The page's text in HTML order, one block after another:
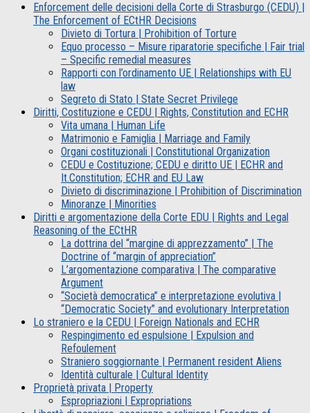
Enforcement delle decisioni della Corte di Strasburgo (CEDU) |
The Enforcement of ECtHR Decisions
Divieto di Tortura | Prohibition of Torture
Equo processo – Misure riparatorie specifiche | Fair trial
– Specific remedial measures
Rapporti con l’ordinamento UE | Relationships with EU
law
Segreto di Stato | State Secret Privilege
Diritti, Costituzione e CEDU | Rights, Constitution and ECHR
Vita umana | Human Life
Matrimonio e Famiglia | Marriage and Family
Organi costituzionali | Constitutional Organization
CEDU e Costituzione; CEDU e diritto UE | ECHR and
It.Constitution; ECHR and EU Law
Divieto di discriminazione | Prohibition of Discrimination
Minoranze | Minorities
Diritti e argomentazione della Corte EDU | Rights and Legal
Reasoning of the ECtHR
La dottrina del “margine di apprezzamento” | The
Doctrine of “margin of appreciation”
L’argomentazione comparativa | The comparative
Argument
“Società democratica” e interpretazione evolutiva |
“Democratic Society” and evolutionary Interpretation
Lo straniero e la CEDU | Foreign Nationals and ECHR
Respingimento ed espulsione | Expulsion and
Refoulement
Straniero soggiornante | Permanent resident Aliens
Identità culturale | Cultural Identity
Proprietà privata | Property
Espropriazioni | Expropriations